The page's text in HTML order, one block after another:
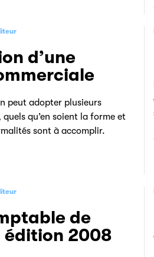
d’une
peut adopter plusieurs
qu’en soient la forme et
sont à accomplir.
de
édition 2008